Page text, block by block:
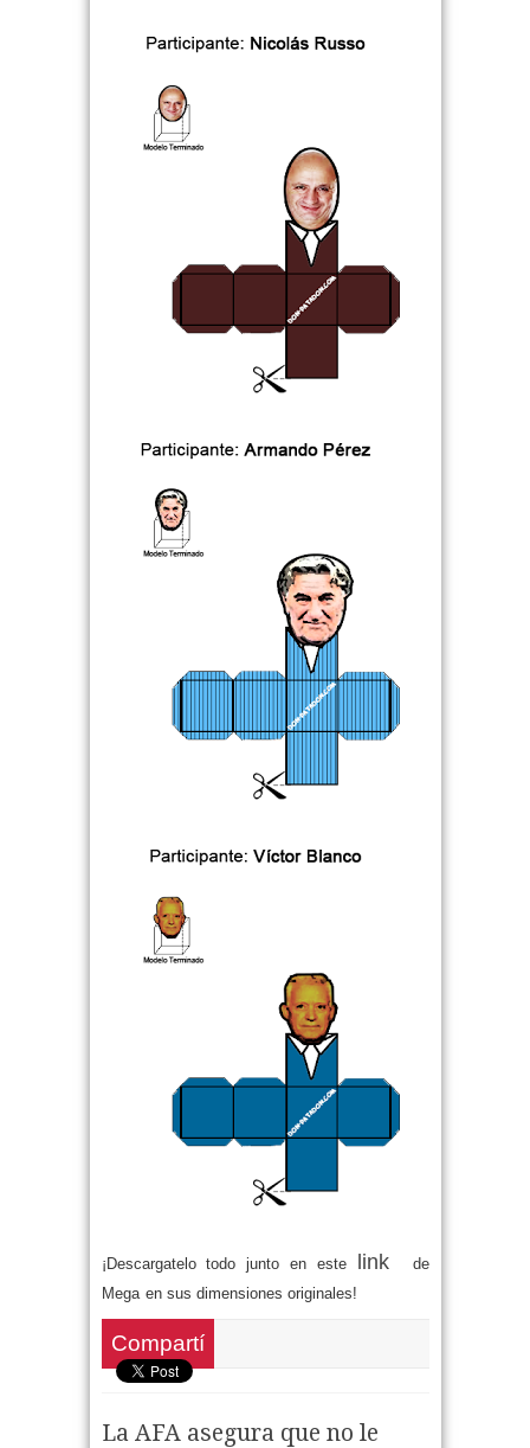
¡Descargatelo todo junto en este link
de
Mega en sus dimensiones originales!
Compartí
La AFA asegura que no le